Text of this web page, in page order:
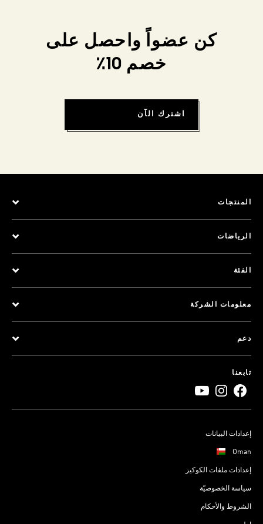
كن عضواً واحصل على
خصم 10٪
اشترك الآن
المنتجات
الرياضات
الفئة
معلومات الشركة
دعم
تابعنا
إعدادات البيانات
Oman
إعدادات ملفات الكوكيز
سياسة الخصوصيّة
الشروط والأحكام